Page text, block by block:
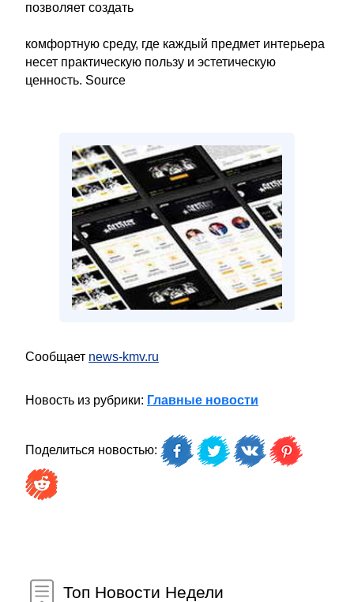
позволяет создать
комфортную среду, где каждый предмет интерьера
несет практическую пользу и эстетическую
ценность. Source
Сообщает news-kmv.ru
Новость из рубрики: Главные новости
Поделиться новостью:
Топ Новости Недели